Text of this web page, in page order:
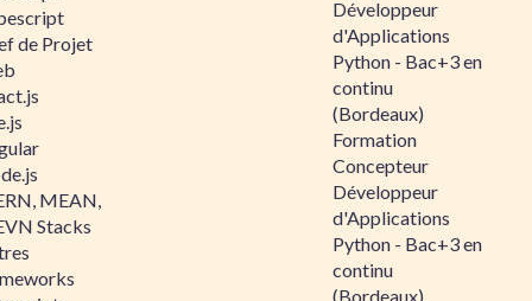
de Projet
MEAN,
Stacks
Développeur
d'Applications
Python - Bac+3 en
continu
(Bordeaux)
Formation
Concepteur
Développeur
d'Applications
Python - Bac+3 en
continu
(Bordeaux)